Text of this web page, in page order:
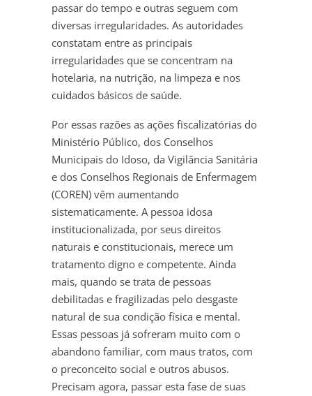
passar do tempo e outras seguem com
diversas irregularidades. As autoridades
constatam entre as principais
irregularidades que se concentram na
hotelaria, na nutrição, na limpeza e nos
cuidados básicos de saúde.
Por essas razões as ações fiscalizatórias do
Ministério Público, dos Conselhos
Municipais do Idoso, da Vigilância Sanitária
e dos Conselhos Regionais de Enfermagem
(COREN) vêm aumentando
sistematicamente. A pessoa idosa
institucionalizada, por seus direitos
naturais e constitucionais, merece um
tratamento digno e competente. Ainda
mais, quando se trata de pessoas
debilitadas e fragilizadas pelo desgaste
natural de sua condição física e mental.
Essas pessoas já sofreram muito com o
abandono familiar, com maus tratos, com
o preconceito social e outros abusos.
Precisam agora, passar esta fase de suas